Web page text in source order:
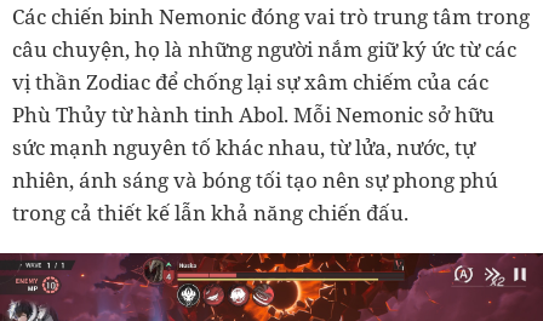
Các chiến binh Nemonic đóng vai trò trung tâm trong
câu chuyện, họ là những người nắm giữ ký ức từ các
vị thần Zodiac để chống lại sự xâm chiếm của các
Phù Thủy từ hành tinh Abol. Mỗi Nemonic sở hữu
sức mạnh nguyên tố khác nhau, từ lửa, nước, tự
nhiên, ánh sáng và bóng tối tạo nên sự phong phú
trong cả thiết kế lẫn khả năng chiến đấu.